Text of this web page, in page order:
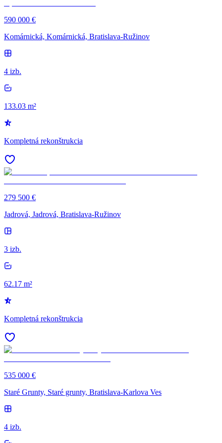
590 000 €
Komárnická, Komárnická, Bratislava-Ružinov
4 izb.
133.03 m²
Kompletná rekonštrukcia
279 500 €
Jadrová, Jadrová, Bratislava-Ružinov
3 izb.
62.17 m²
Kompletná rekonštrukcia
535 000 €
Staré Grunty, Staré grunty, Bratislava-Karlova Ves
4 izb.